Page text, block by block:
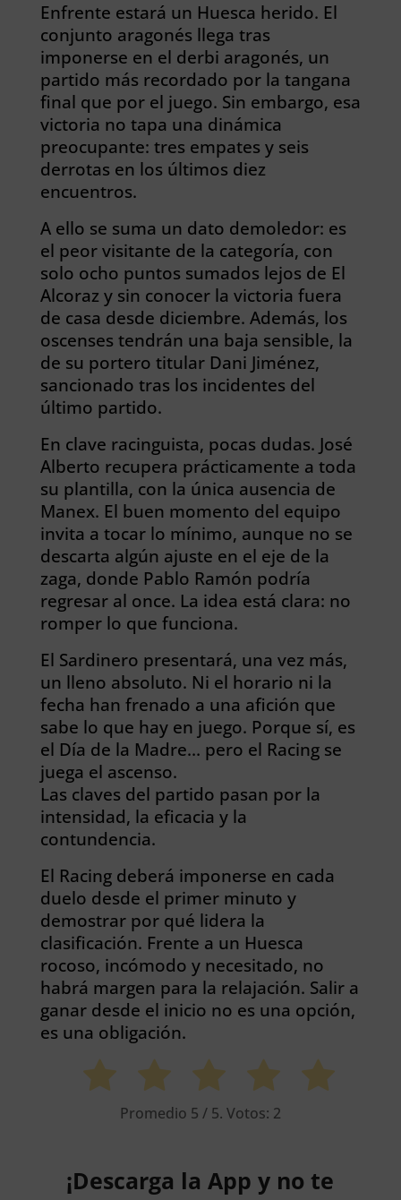
Enfrente estará un Huesca herido. El
conjunto aragonés llega tras
imponerse en el derbi aragonés, un
partido más recordado por la tangana
final que por el juego. Sin embargo, esa
victoria no tapa una dinámica
preocupante: tres empates y seis
derrotas en los últimos diez
encuentros.
A ello se suma un dato demoledor: es
el peor visitante de la categoría, con
solo ocho puntos sumados lejos de El
Alcoraz y sin conocer la victoria fuera
de casa desde diciembre. Además, los
oscenses tendrán una baja sensible, la
de su portero titular Dani Jiménez,
sancionado tras los incidentes del
último partido.
En clave racinguista, pocas dudas. José
Alberto recupera prácticamente a toda
su plantilla, con la única ausencia de
Manex. El buen momento del equipo
invita a tocar lo mínimo, aunque no se
descarta algún ajuste en el eje de la
zaga, donde Pablo Ramón podría
regresar al once. La idea está clara: no
romper lo que funciona.
El Sardinero presentará, una vez más,
un lleno absoluto. Ni el horario ni la
fecha han frenado a una afición que
sabe lo que hay en juego. Porque sí, es
el Día de la Madre… pero el Racing se
juega el ascenso.
Las claves del partido pasan por la
intensidad, la eficacia y la
contundencia.
El Racing deberá imponerse en cada
duelo desde el primer minuto y
demostrar por qué lidera la
clasificación. Frente a un Huesca
rocoso, incómodo y necesitado, no
habrá margen para la relajación. Salir a
ganar desde el inicio no es una opción,
es una obligación.
Promedio 5 / 5. Votos: 2
¡Descarga la App y no te